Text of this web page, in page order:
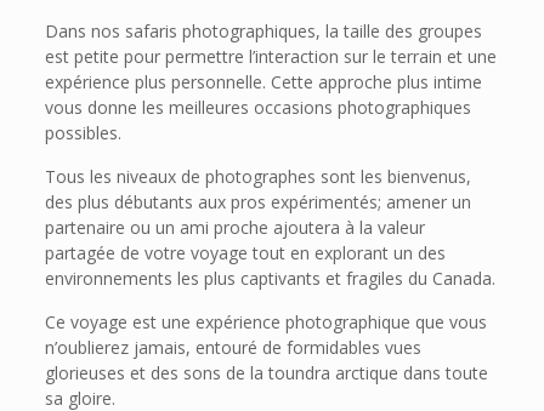
Dans nos safaris photographiques, la taille des groupes
est petite pour permettre l’interaction sur le terrain et une
expérience plus personnelle. Cette approche plus intime
vous donne les meilleures occasions photographiques
possibles.
Tous les niveaux de photographes sont les bienvenus,
des plus débutants aux pros expérimentés; amener un
partenaire ou un ami proche ajoutera à la valeur
partagée de votre voyage tout en explorant un des
environnements les plus captivants et fragiles du Canada.
Ce voyage est une expérience photographique que vous
n’oublierez jamais, entouré de formidables vues
glorieuses et des sons de la toundra arctique dans toute
sa gloire.